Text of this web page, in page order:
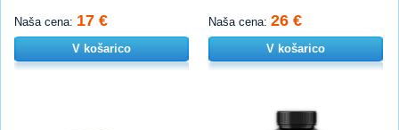
Naša cena: 17 €
V košarico
Naša cena: 26 €
V košarico